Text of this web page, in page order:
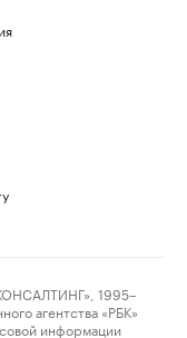
1995–
агентства «РБК»
информации